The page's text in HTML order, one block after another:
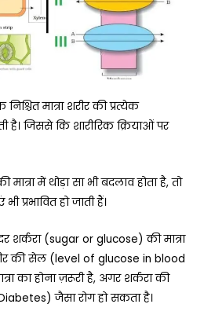
मात्रा शरीर की प्रत्येक
है। जिससे कि शारीरिक क्रियाओं पर
मात्रा में थोड़ा सा भी बदलाव होता है, तो
प्रभावित हो जाती हैं।
(sugar or glucose) की मात्रा
की सेल (level of glucose in blood
का होना ज़रूरी है, अगर शर्करा की
जैसा रोग हो सकता है।